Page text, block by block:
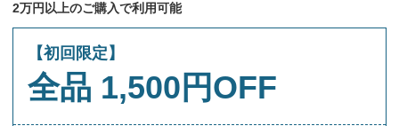
2万円以上のご購入で利用可能
【初回限定】
全品 1,500円OFF